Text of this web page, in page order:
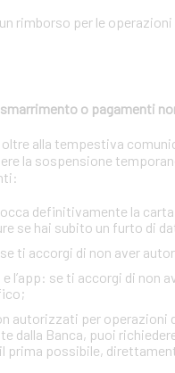
rimborso per le
o pagamenti
alla tempestiva
la sospensione
definitivamente la
se hai subito un furto di
se ti accorgi di non aver
l’app: se ti accorgi di
autorizzati per
dalla Banca, puoi
prima possibile,